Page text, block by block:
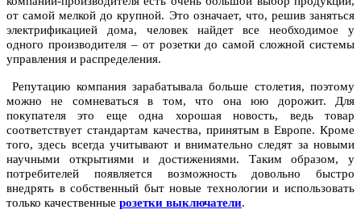
от самой мелкой до крупной. Это означает, что, решив заняться
электрификацией дома, человек найдет все необходимое у
одного производителя – от розетки до самой сложной системы
управления и распределения.
Репутацию компания зарабатывала больше столетия, поэтому
можно не сомневаться в том, что она юю дорожит. Для
покупателя это еще одна хорошая новость, ведь товар
соответствует стандартам качества, принятым в Европе. Кроме
того, здесь всегда учитывают и внимательно следят за новыми
научными открытиями и достижениями. Таким образом, у
потребителей появляется возможность довольно быстро
внедрять в собственный быт новые технологии и использовать
только качественные розетки выключатели.